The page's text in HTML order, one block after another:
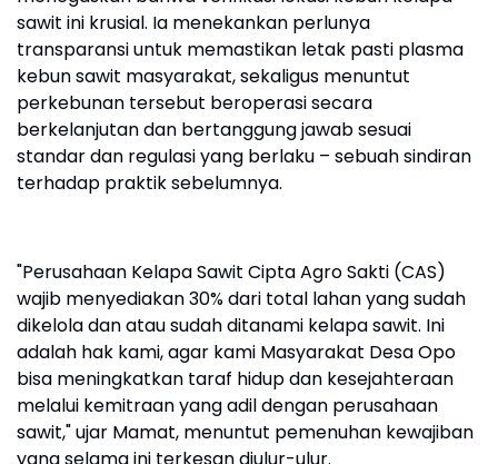
sawit ini krusial. Ia menekankan perlunya
transparansi untuk memastikan letak pasti plasma
kebun sawit masyarakat, sekaligus menuntut
perkebunan tersebut beroperasi secara
berkelanjutan dan bertanggung jawab sesuai
standar dan regulasi yang berlaku – sebuah sindiran
terhadap praktik sebelumnya.
"Perusahaan Kelapa Sawit Cipta Agro Sakti (CAS)
wajib menyediakan 30% dari total lahan yang sudah
dikelola dan atau sudah ditanami kelapa sawit. Ini
adalah hak kami, agar kami Masyarakat Desa Opo
bisa meningkatkan taraf hidup dan kesejahteraan
melalui kemitraan yang adil dengan perusahaan
sawit," ujar Mamat, menuntut pemenuhan kewajiban